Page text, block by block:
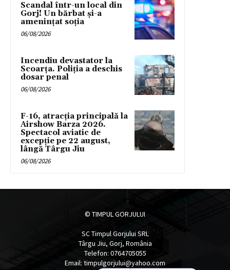
Scandal într-un local din
Gorj! Un bărbat și-a
amenințat soția
06/08/2026
Incendiu devastator la
Scoarța. Poliția a deschis
dosar penal
06/08/2026
F-16, atracția principală la
Airshow Barza 2026.
Spectacol aviatic de
excepție pe 22 august,
lângă Târgu Jiu
06/08/2026
© TIMPUL GORJULUI
SC Timpul Gorjului SRL
Târgu Jiu, Gorj, România
Telefon: 0764705055
Email: timpulgorjului@yahoo.com